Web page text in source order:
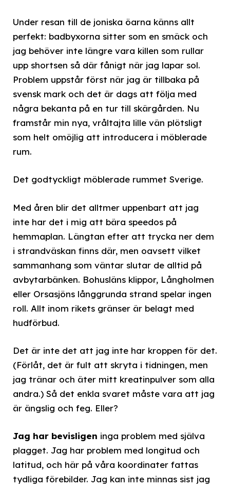
Under resan till de joniska öarna känns allt
perfekt: badbyxorna sitter som en smäck och
jag behöver inte längre vara killen som rullar
upp shortsen så där fånigt när jag lapar sol.
Problem uppstår först när jag är tillbaka på
svensk mark och det är dags att följa med
några bekanta på en tur till skärgården. Nu
framstår min nya, vråltajta lille vän plötsligt
som helt omöjlig att introducera i möblerade
rum.
Det godtyckligt möblerade rummet Sverige.
Med åren blir det alltmer uppenbart att jag
inte har det i mig att bära speedos på
hemmaplan. Längtan efter att trycka ner dem
i strandväskan finns där, men oavsett vilket
sammanhang som väntar slutar de alltid på
avbytarbänken. Bohusläns klippor, Långholmen
eller Orsasjöns långgrunda strand spelar ingen
roll. Allt inom rikets gränser är belagt med
hudförbud.
Det är inte det att jag inte har kroppen för det.
(Förlåt, det är fult att skryta i tidningen, men
jag tränar och äter mitt kreatinpulver som alla
andra.) Så det enkla svaret måste vara att jag
är ängslig och feg. Eller?
Jag har bevisligen inga problem med själva
plagget. Jag har problem med longitud och
latitud, och här på våra koordinater fattas
tydliga förebilder. Jag kan inte minnas sist jag